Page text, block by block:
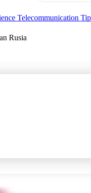
Yang sedang
Terakhir yang
Telecommunication
Rusia